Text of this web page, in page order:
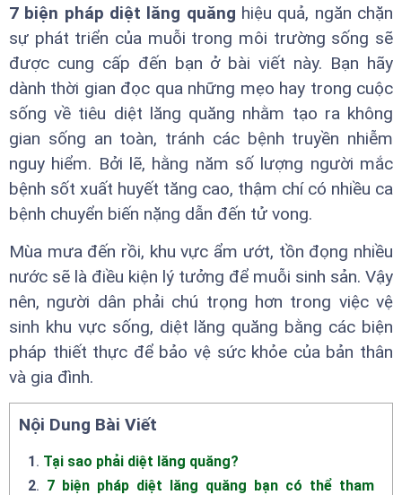
7 biện pháp diệt lăng quăng hiệu quả, ngăn chặn
sự phát triển của muỗi trong môi trường sống sẽ
được cung cấp đến bạn ở bài viết này. Bạn hãy
dành thời gian đọc qua những mẹo hay trong cuộc
sống về tiêu diệt lăng quăng nhằm tạo ra không
gian sống an toàn, tránh các bệnh truyền nhiễm
nguy hiểm. Bởi lẽ, hằng năm số lượng người mắc
bệnh sốt xuất huyết tăng cao, thậm chí có nhiều ca
bệnh chuyển biến nặng dẫn đến tử vong.
Mùa mưa đến rồi, khu vực ẩm ướt, tồn đọng nhiều
nước sẽ là điều kiện lý tưởng để muỗi sinh sản. Vậy
nên, người dân phải chú trọng hơn trong việc vệ
sinh khu vực sống, diệt lăng quăng bằng các biện
pháp thiết thực để bảo vệ sức khỏe của bản thân
và gia đình.
Nội Dung Bài Viết
1. Tại sao phải diệt lăng quăng?
2. 7 biện pháp diệt lăng quăng bạn có thể tham